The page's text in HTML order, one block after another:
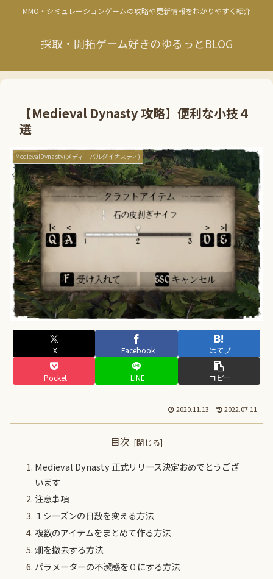
MMO・シミュレーションゲームの攻略や更新情報をわかりやすく紹介
採取・開拓ゲーム好きのゆるっとBLOG
【Medieval Dynasty 攻略】便利な小技４
選
MedievalDynasty(メディーバルダイナスティ)
X Facebook はてブ
Pocket LINE コピー
2020.11.13 2022.07.11
目次
Medieval Dynasty 正式リリース決定おめでとうござ
います
注意事項
１シーズンの日数を変える方法
複数のアイテムをまとめて作る方法
畑を撤去する方法
パラメーターの不潔感を０にする方法